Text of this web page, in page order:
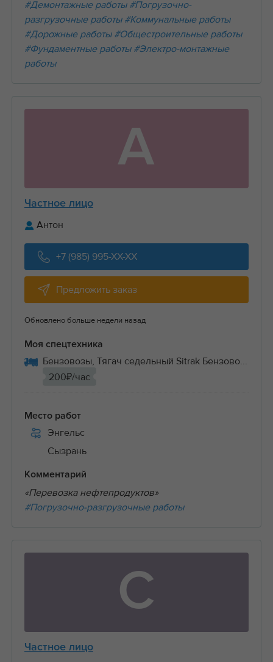
#Демонтажные работы #Погрузочно-
разгрузочные работы #Коммунальные работы
#Дорожные работы #Общестроительные работы
#Фундаментные работы #Электро-монтажные
работы
А
Частное лицо
Антон
+7 (985) 995-XX-XX
Предложить заказ
Обновлено больше недели назад
Моя спецтехника
Бензовозы, Тягач седельный Sitrak Бензово...
200₽/час
Место работ
Энгельс
Сызрань
Комментарий
«Перевозка нефтепродуктов»
#Погрузочно-разгрузочные работы
С
Частное лицо